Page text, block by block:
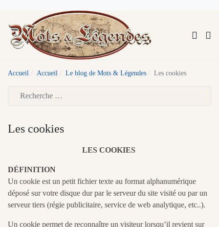
Accueil Accueil Le blog de Mots & Légendes Les cookies
Les cookies
LES COOKIES
DÉFINITION
Un cookie est un petit fichier texte au format alphanumérique
déposé sur votre disque dur par le serveur du site visité ou par un
serveur tiers (régie publicitaire, service de web analytique, etc..).
Un cookie permet de reconnaître un visiteur lorsqu’il revient sur